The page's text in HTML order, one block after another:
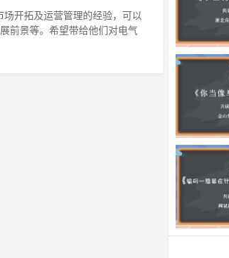
开拓及运营管理的经验，可以
前景等。希望带给他们对电气